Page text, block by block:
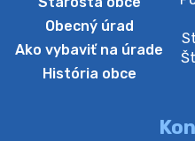
Zberný dvor-
Oznamujeme
bude zberný dvor
hogy szerdán augusztus
lesz https://
Obecný úrad
Ako vybaviť na úrade
História obce